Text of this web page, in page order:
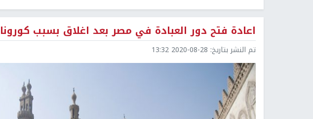
اعادة فتح دور العبادة في مصر بعد اغلاق بسبب كورونا
تم النشر بتاريخ: 2020-08-28 13:32